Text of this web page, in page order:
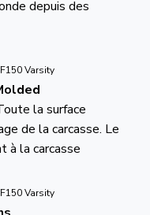
depuis des
la surface
de la carcasse. Le
à la carcasse